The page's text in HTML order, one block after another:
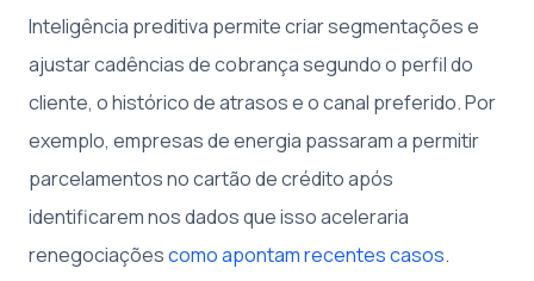
Inteligência preditiva permite criar segmentações e
ajustar cadências de cobrança segundo o perfil do
cliente, o histórico de atrasos e o canal preferido. Por
exemplo, empresas de energia passaram a permitir
parcelamentos no cartão de crédito após
identificarem nos dados que isso aceleraria
renegociaçõescomo apontam recentes casos.